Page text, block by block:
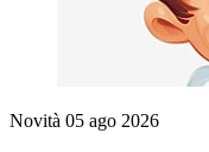
Novità 05 ago 2026